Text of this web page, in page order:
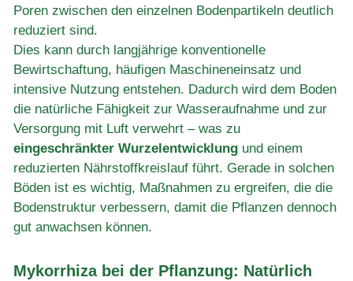
Poren zwischen den einzelnen Bodenpartikeln deutlich
reduziert sind.
Dies kann durch langjährige konventionelle
Bewirtschaftung, häufigen Maschineneinsatz und
intensive Nutzung entstehen. Dadurch wird dem Boden
die natürliche Fähigkeit zur Wasseraufnahme und zur
Versorgung mit Luft verwehrt – was zu
eingeschränkter Wurzelentwicklung und einem
reduzierten Nährstoffkreislauf führt. Gerade in solchen
Böden ist es wichtig, Maßnahmen zu ergreifen, die die
Bodenstruktur verbessern, damit die Pflanzen dennoch
gut anwachsen können.
Mykorrhiza bei der Pflanzung: Natürlich